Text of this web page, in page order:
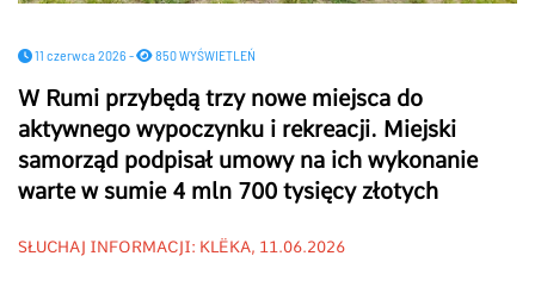
11 czerwca 2026 - 850 WYŚWIETLEŃ
W Rumi przybędą trzy nowe miejsca do
aktywnego wypoczynku i rekreacji. Miejski
samorząd podpisał umowy na ich wykonanie
warte w sumie 4 mln 700 tysięcy złotych
SŁUCHAJ INFORMACJI: KLËKA, 11.06.2026